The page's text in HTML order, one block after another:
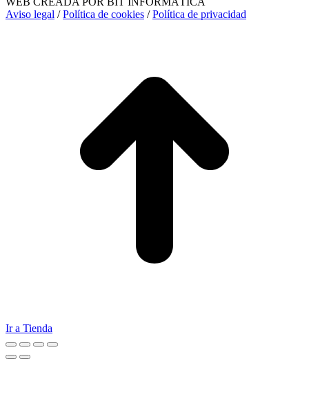
Aviso legal /Política de cookies /Política de privacidad
Ir a Tienda